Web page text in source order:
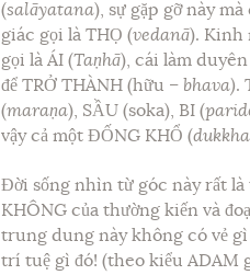
(salāyatana), sự gặp gỡ này
giác gọi là THỌ (vedanā). Kinh
gọi là ÁI (Taṇhā), cái làm
để TRỞ THÀNH (hữu – bhava).
(maraṇa), SẦU (soka), BI (
vậy cả một ĐỐNG KHỔ (
Đời sống nhìn từ góc này rất là
KHÔNG của thường kiến và
trung dung này không có vẻ
trí tuệ gì đó! (theo kiểu ADAM